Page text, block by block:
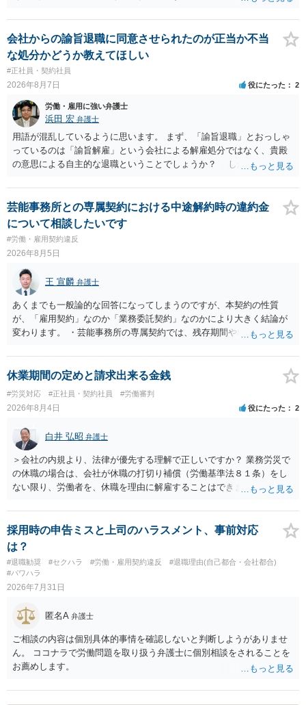
しいかもしれませんが）賃金などの労働債権は他の債務より優先して
支払われます。ただし支払までにかなり時間がかかるでしょう。 さら
に、「独立行政法人労働者健康安全機構 」という公的機関が未払賃金
の立替事業を行っています。詳しくは、同機構の＜未払賃金立替払相
談コーナー＞ TEL 044-431-8663 相談時間：土日祝日を除く9:15～1
7:00 に相談してみてください。同じように未払となった他の従業員の
方がいれば一緒に相談してみるといいでしょう。
会社からの諭旨退職に同意させられたのが正当か不当
な処分かどうか教えてほしい
#正社員・契約社員
2026年8月7日 役にたった 2
労働・雇用に強い弁護士
浜田 宏 弁護士
用語が混乱しているように思います。 まず、「諭旨退職」とおっしゃ
っているのは「諭旨解雇」という会社による解雇処分ではなく、貴殿
の意思による自主的な退職ということでしょうか？ しかし、記載さ
す。 その場合、解雇には客観的で合理的な理由が必要であり、かつ
解雇という処分が社会通念上相当と認められない限り、解雇は無効で
す。 結局、貴殿のネット炎上の内容や原因、勤務先に与えた影響な
どを具体的に検討しなければ、何とも申し上げることができません。
また、育児休業法関係の問題もあるかもしれません。 ある程度労働
法に関する専門的な知識が必要な事案ですので、一度、お近くの弁護
士にご相談下さい。
芸能事務所との専属契約における中途解約時の違約金
について相談したいです
#労働・雇用契約違反
2026年8月5日
王 宣麟 弁護士
あくまでも一般論的な回答になってしまうのですが、本契約の性質
が、「雇用契約」なのか「業務委託契約」なのかにより大きく結論が
変わります。 ・芸能事務所の専属契約では、残存期間や報酬額、投下
務上よくあるからといって当然に適法という意味ではなく、実際の損
害との対応関係や合理性が重要です。 ・違約金に上限がなくても、常
に有効になるわけではありません。契約が労働契約に近い実態なら労
基法16条で無効となる余地があり、そうでなくても、金額が事務所の
損害と比べて過大なら無効や減額が争点になります。 ・契約前の修正
交渉は一般的です。 交渉の方向としては、上限額を設ける、実損害ベ
ースにする、算定根拠を明確化する、違約金ではなく「合理的な実
費・未回収費用のみ」に限定する、などが典型です。 ・弁護士に契約
前に契約書の内容をレビューしてもらう価値は十分にあると思われま
す。 争点は、契約類型が雇用か業務委託か、実態として労働者性があ
るか、解除事由が双方にどう定められているか、違約金の算定根拠が
合理的か、という複数論点に分かれます。契約前なら、交渉のパワー
バランスの問題もありますが、修正余地があるうえ、後から争うより
コストを抑えやすいので、資料等を持参の上弁護士に確認されること
をお勧めします。 ・事務所側の解除でも、解除理由によってはタレン
ト側に損害賠償が発生する建付けになっていることはあります。ただ
し、事務所側が一方的に解除したのにタレントへ違約金を課す設計
は、合理性や対価性を欠くとして争いやすいです。逆に、タレント側
の重大な契約違反がある場合は、実損害の範囲で請求される可能性は
あります。
休業期間の定めと請求出来る金銭
#労災対応 #正社員・契約社員 #労働審判
2026年8月4日 役にたった 2
白井 弘昭 弁護士
＞会社の内規より、法律が優先する理解で正しいですか？ 業務労災で
の休職の場合は、会社が休職の打切り補償（労働基準法８１条）をし
ない限り、労働者を、休職を理由に解雇することはできません（労働
期間満了による退職は、業務労災への適用はありませんので、ご安心
ください。 仮に会社が打切り補償をせずに解雇した場合は、不当解雇
に当たります。 ＞労災の休業補償と、所得補償保険の保険金とは別
に、受け取れる金銭はありますでしょうか？ 業務労災の場合は、会社
の安全配慮義務違反が認められると解されますので、会社の損害賠償
責任（治療費、通院慰謝料、入院費、入院慰謝料、後遺障害慰謝料、
災での第三者行為傷害（同僚の不注意等による事故）の場合は、当該
第三者の賠償責任も考えられます。 労災で支払われた分は、損害額か
ら控除（損益相殺）されますが、それを超えた部分は、会社もしく
は、第三者から支払ってもらうことになります。 会社等との交渉が必
要になると思います（良い会社でしたら、自ら話してくると思います
の弁護士にご相談ください。 以上、ご参考まで。
採用時の申告ミスと上司のハラスメント、事前対応
は？
#退職勧奨 #セクハラ #労働・雇用契約違反
#退職理由(自己都合・会社都合)
#パワハラ
2026年7月31日
匿名A 弁護士
ご相談の内容は個別具体的事情を確認しないと判断しようがありませ
ん。 ココナラで労働問題を取り扱う弁護士に個別相談をされることを
お薦めします。